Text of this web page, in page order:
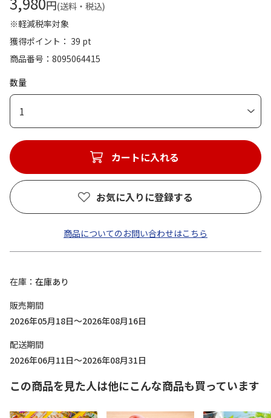
円(送料・税込)
※軽減税率対象
獲得ポイント： 39 pt
商品番号
8095064415
数量
1
カートに入れる
お気に入りに登録する
商品についてのお問い合わせはこちら
在庫
在庫あり
販売期間
2026年05月18日～2026年08月16日
配送期間
2026年06月11日～2026年08月31日
この商品を見た人は他にこんな商品も買っています